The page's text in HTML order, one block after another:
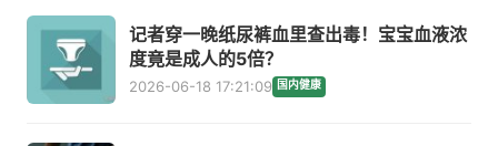
记者穿一晚纸尿裤血里查出毒！宝宝血液浓
度竟是成人的5倍？
2026-06-18 17:21:09 国内健康